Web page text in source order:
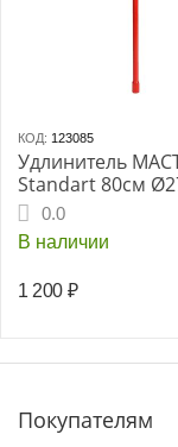
КОД: 123085
Удлинитель
Standart 80см
0.0
В наличии
1 200 ₽
Покупателям